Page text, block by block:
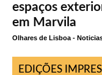
espaços
em Marvila
Olhares de Lisboa -
EDIÇÕES